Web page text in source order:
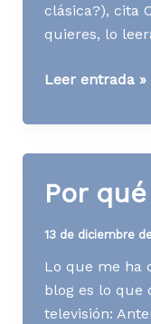
clásica?), cita
quieres, lo
Temas
Leer entrada »
Por
13 de diciembre
Lo que me ha
blog es lo que
televisión: